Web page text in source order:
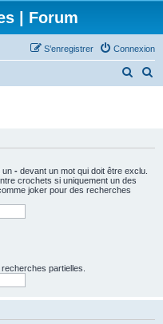
| Forum
Connexion
S’enregistrer
e
e
r
c
un - devant un mot qui doit être exclu.
crochets si uniquement un des
joker pour des recherches
partielles.